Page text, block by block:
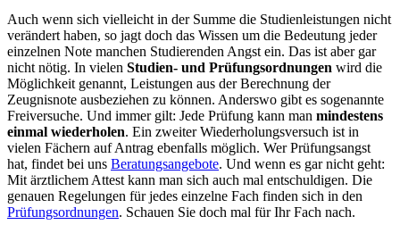
Auch wenn sich vielleicht in der Summe die Studienleistungen nicht
verändert haben, so jagt doch das Wissen um die Bedeutung jeder
einzelnen Note manchen Studierenden Angst ein. Das ist aber gar
nicht nötig. In vielen Studien- und Prüfungsordnungen wird die
Möglichkeit genannt, Leistungen aus der Berechnung der
Zeugnisnote ausbeziehen zu können. Anderswo gibt es sogenannte
Freiversuche. Und immer gilt: Jede Prüfung kann man mindestens
einmal wiederholen. Ein zweiter Wiederholungsversuch ist in
vielen Fächern auf Antrag ebenfalls möglich. Wer Prüfungsangst
hat, findet bei uns Beratungsangebote. Und wenn es gar nicht geht:
Mit ärztlichem Attest kann man sich auch mal entschuldigen. Die
genauen Regelungen für jedes einzelne Fach finden sich in den
Prüfungsordnungen. Schauen Sie doch mal für Ihr Fach nach.